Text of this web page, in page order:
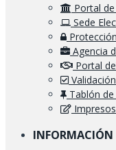
Portal
Sede
Agencia
Portal
Tablón